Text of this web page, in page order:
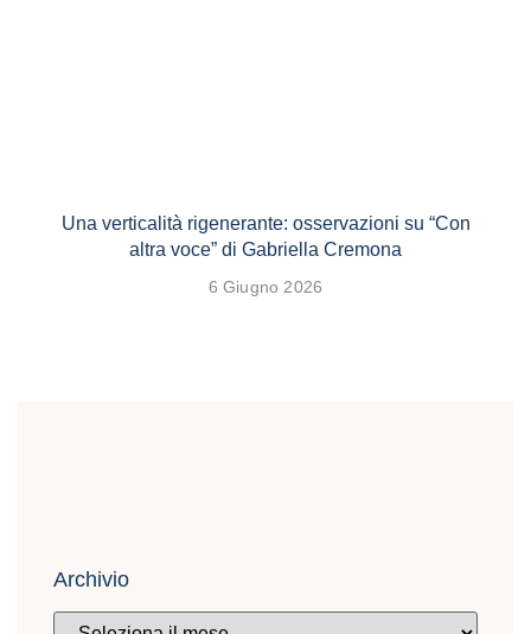
Una verticalità rigenerante: osservazioni su “Con
altra voce” di Gabriella Cremona
6 Giugno 2026
Archivio